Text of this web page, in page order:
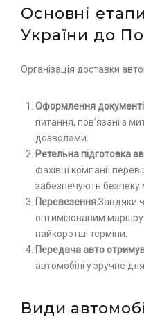
Основні
України до
Організація доставки
Оформлення
питання, пов’язані з
дозволами.
Ретельна підготовка
фахівці компанії
забезпечують безпеку
Перевезення.Завдяки
оптимізованим
найкоротші терміни.
Передача авто
автомобілі у зручне для
Види